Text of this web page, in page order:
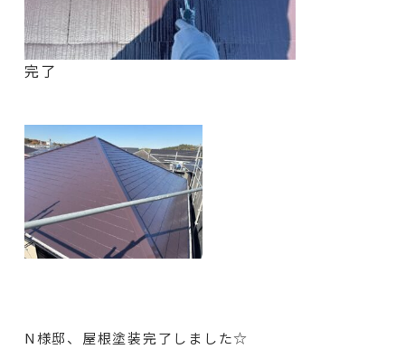
完了
N様邸、屋根塗装完了しました☆